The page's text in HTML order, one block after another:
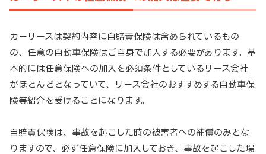
カーリースは契約内容に自賠責保険は含められているもの
の、任意の自動車保険はご自身で加入する必要があります。基
本的には任意保険への加入を必須条件としているリース会社
がほとんどとなっていて、リース会社のおすすめする自動車保
険等紹介を受けることになります。
自賠責保険は、事故を起こした時の被害者への補償のみとな
りますので、必ず任意保険に加入しておき、事故を起こした場